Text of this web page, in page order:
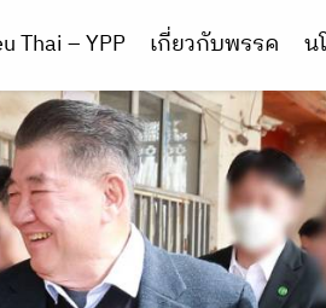
Thai – YPP เกี่ยวกับพรรค น